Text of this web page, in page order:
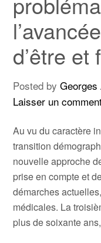
d’être et
Posted byGeorges
Laisser un
Au vu du caractère
transition
nouvelle approche
prise en compte et
démarches
médicales. La
plus de soixante